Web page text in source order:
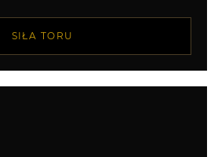
SIŁA TORU